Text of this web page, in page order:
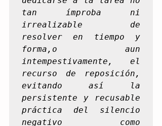
tan ímproba ni
irrealizable de
resolver en tiempo y
forma,o aun
intempestivamente, el
recurso de reposición,
evitando así la
persistente y recusable
práctica del silencio
negativo como